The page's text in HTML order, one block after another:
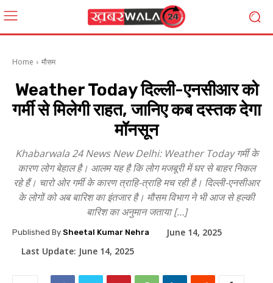
Home मौसम
Weather Today दिल्ली-एनसीआर को
गर्मी से मिलेगी राहत, जानिए कब दस्तक देगा
मॉनसून
Khabarwala 24 News New Delhi: Weather Today गर्मी के
कारण लोग बेहाल है। आलम यह है कि लोग मजबूरी में घर से बाहर निकल
रहे हैं। चारो ओर गर्मी के कारण त्राहि-त्राहि मच रही है। दिल्ली-एनसीआर
के लोगों को अब बारिश का इंतजार है। मौसम विभाग ने भी आज से हल्की
बारिश का अनुमान जताया […]
Published By Sheetal Kumar Nehra
June 14, 2025
Last Update: June 14, 2025